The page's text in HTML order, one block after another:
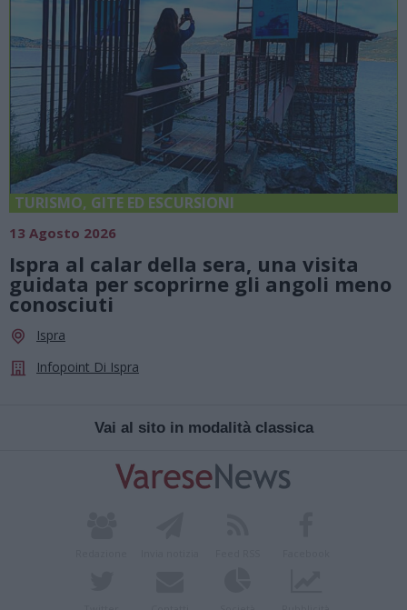
TURISMO, GITE ED ESCURSIONI
13 Agosto 2026
Ispra al calar della sera, una visita
guidata per scoprirne gli angoli meno
conosciuti
Ispra
Infopoint Di Ispra
Vai al sito in modalità classica